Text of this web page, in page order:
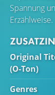
Spannung
Erzählweise.
Original
(O-Ton)
Genres